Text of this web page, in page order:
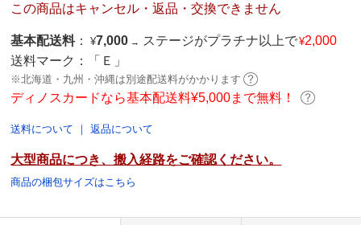
この商品はキャンセル・返品・交換できません
基本配送料 ： ¥7,000 → ステージがプラチナ以上で¥2,000
送料マーク：
「Ｅ」
※北海道・九州・沖縄は別途配送料がかかります
ディノスカードなら基本配送料¥5,000まで無料！
送料について ｜返品について
大型商品につき、搬入経路をご確認ください。
商品の梱包サイズはこちら